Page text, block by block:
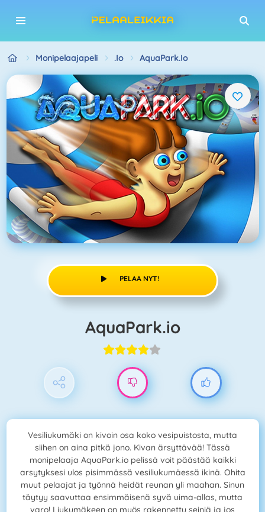
Monipelaajapeli .io AquaPark.io
PELAA NYT!
AquaPark.io
Vesiliukumäki on kivoin osa koko vesipuistosta, mutta
siihen on aina pitkä jono. Kivan ärsyttävää! Tässä
monipelaaja AquaPark.io pelissä voit päästää kaikki
arsytyksesi ulos pisimmässä vesiliukumäessä ikinä. Ohita
muut pelaajat ja työnnä heidät reunan yli maahan. Sinun
täytyy saavuttaa ensimmäisenä syvä uima-allas, mutta
varo! Liukumäkeen on myös rakennettu seiniä ja jos